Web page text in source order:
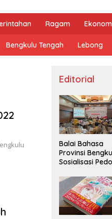
Ragam
Bengkulu Tengah Lebong
Editorial
Balai Bahasa
Provinsi
Sosialisasi
Penggunaan
Bahasa